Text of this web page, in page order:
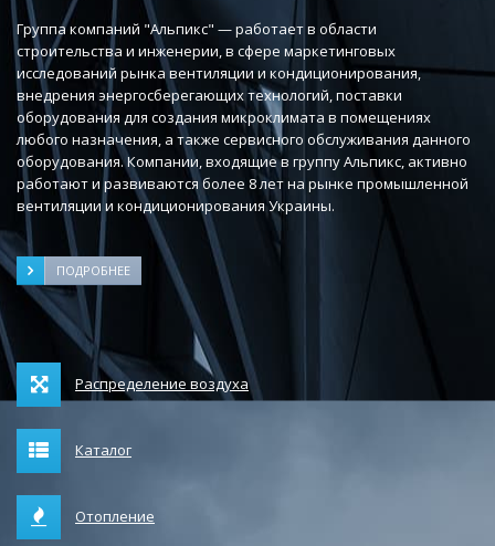
Группа компаний "Альпикс" — работает в области
строительства и инженерии, в сфере маркетинговых
исследований рынка вентиляции и кондиционирования,
внедрения энергосберегающих технологий, поставки
оборудования для создания микроклимата в помещениях
любого назначения, а также сервисного обслуживания данного
оборудования. Компании, входящие в группу Альпикс, активно
работают и развиваются более 8 лет на рынке промышленной
вентиляции и кондиционирования Украины.
ПОДРОБНЕЕ
Распределение воздуха
Каталог
Отопление